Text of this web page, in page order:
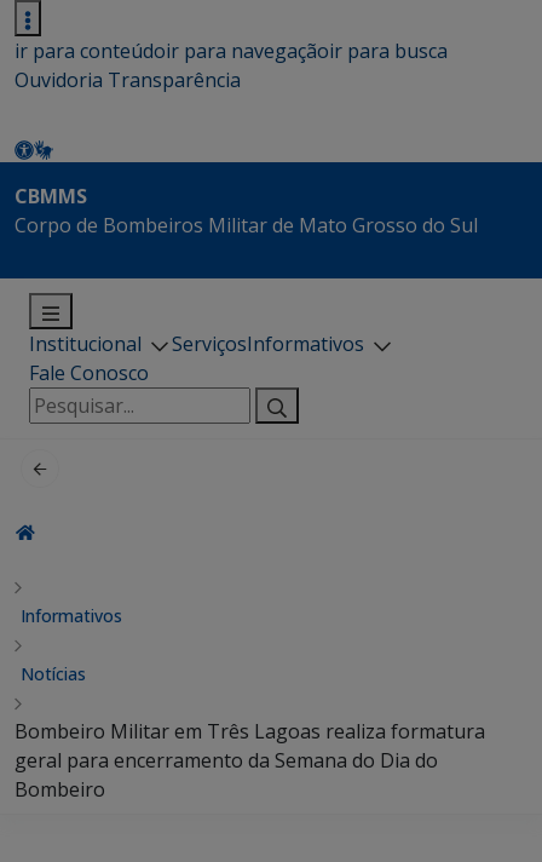
ir para conteúdoir para navegaçãoir para busca
Ouvidoria Transparência
CBMMS
Corpo de Bombeiros Militar de Mato Grosso do Sul
Institucional ServiçosInformativos
Fale Conosco
Pesquisar
por:
Informativos
Notícias
Bombeiro Militar em Três Lagoas realiza formatura
geral para encerramento da Semana do Dia do
Bombeiro